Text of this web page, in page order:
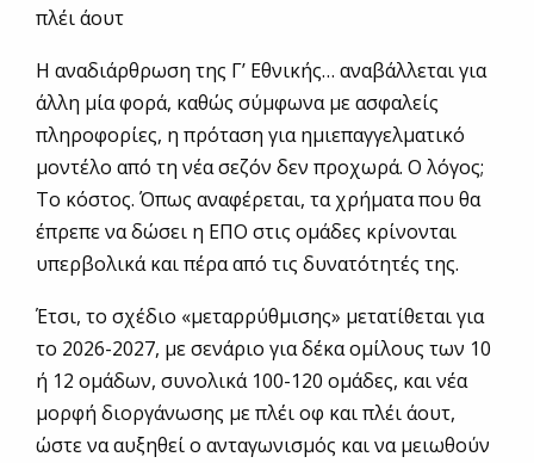
πλέι άουτ
Η αναδιάρθρωση της Γ’ Εθνικής… αναβάλλεται για
άλλη μία φορά, καθώς σύμφωνα με ασφαλείς
πληροφορίες, η πρόταση για ημιεπαγγελματικό
μοντέλο από τη νέα σεζόν δεν προχωρά. Ο λόγος;
Το κόστος. Όπως αναφέρεται, τα χρήματα που θα
έπρεπε να δώσει η ΕΠΟ στις ομάδες κρίνονται
υπερβολικά και πέρα από τις δυνατότητές της.
Έτσι, το σχέδιο «μεταρρύθμισης» μετατίθεται για
το 2026-2027, με σενάριο για δέκα ομίλους των 10
ή 12 ομάδων, συνολικά 100-120 ομάδες, και νέα
μορφή διοργάνωσης με πλέι οφ και πλέι άουτ,
ώστε να αυξηθεί ο ανταγωνισμός και να μειωθούν